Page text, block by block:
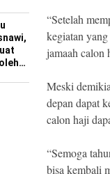
“Setelah
kegiatan
jamaah calon
Meski
depan dapat
calon haji
“Semoga
bisa kembali